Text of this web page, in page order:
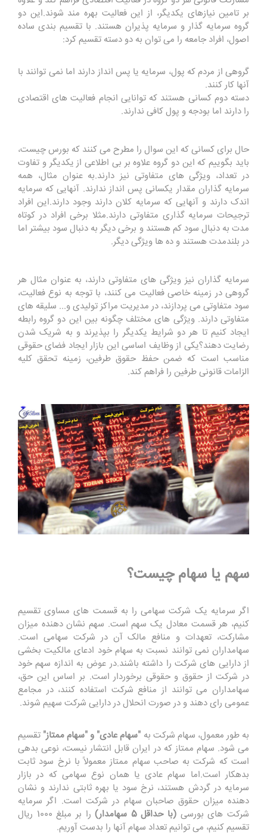
بر تامین نیازهای یکدیگر، از این فعالیت بهره مند شوند.این دو
گروه سرمایه گذار و سرمایه پذیران هستند. با تقسیم بندی ساده
اصول، افراد جامعه را می توان به دو دسته تقسیم کرد:
گروهی از مردم که پول، سرمایه یا پس انداز دارند اما نمی توانند با
آنها کار کنند.
دسته دوم کسانی هستند که توانایی انجام فعالیت های اقتصادی
را دارند اما بودجه و پول کافی ندارند.
حال برای کسانی که این سوال را مطرح می کنند که بورس چیست،
باید بگوییم که این دو گروه علاوه بر بی اطلاعی از یکدیگر و تفاوت
در تعداد، ویژگی های متفاوتی نیز دارند.به عنوان مثال، همه
سرمایه گذاران مقدار یکسانی پس انداز ندارند. آنهایی که سرمایه
اندک دارند و آنهایی که سرمایه کلان دارند وجود دارند.این افراد
ترجیحات سرمایه گذاری متفاوتی دارند.مثلا برخی افراد در کوتاه
مدت به دنبال سود کم هستند و برخی دیگر به دنبال سود بیشتر اما
در بلندمدت هستند و ده ها ویژگی دیگر.
سرمایه گذاران نیز ویژگی های متفاوتی دارند، به عنوان مثال هر
گروهی در زمینه خاصی فعالیت می کنند، با توجه به نوع فعالیت،
سود متفاوتی می پردازند، در مدیریت مراکز تولیدی و... سلیقه های
متفاوتی دارند. ویژگی های مختلف چگونه بین این دو گروه رابطه
ایجاد کنیم تا هر دو شرایط یکدیگر را بپذیرند و به شریک شدن
رضایت دهند؟یکی از وظایف اساسی این بازار ایجاد فضای حقوقی
مناسب است که ضمن حفظ حقوق طرفین، زمینه تحقق کلیه
الزامات قانونی طرفین را فراهم کند.
سهم یا سهام چیست؟
اگر سرمایه یک شرکت سهامی را به قسمت های مساوی تقسیم
کنیم، هر قسمت معادل یک سهم است. سهم نشان دهنده میزان
مشارکت، تعهدات و منافع مالک آن در شرکت سهامی است.
سهامداران نمی توانند نسبت به سهام خود ادعای مالکیت بخشی
از دارایی های شرکت را داشته باشند.در عوض به اندازه سهم خود
در شرکت از حقوق و حقوقی برخوردار است. بر اساس این حق،
سهامداران می توانند از منافع شرکت استفاده کنند، در مجامع
عمومی رای دهند و در صورت انحلال در دارایی شرکت سهیم شوند.
به طور معمول، سهام شرکت به "سهام عادی" و "سهام ممتاز" تقسیم
می شود. سهام ممتاز که در ایران قابل انتشار نیست، نوعی بدهی
است که شرکت به صاحب سهام ممتاز معمولاً با نرخ سود ثابت
بدهکار است.اما سهام عادی یا همان نوع سهامی که در بازار
سرمایه در گردش هستند، نرخ سود یا بهره ثابتی ندارند و نشان
دهنده میزان حقوق صاحبان سهام در شرکت است. اگر سرمایه
شرکت های بورسی (با حداقل 5 سهامدار)
را بر مبلغ 1000 ریال
تقسیم کنیم، می توانیم تعداد سهام آنها را بدست آوریم.